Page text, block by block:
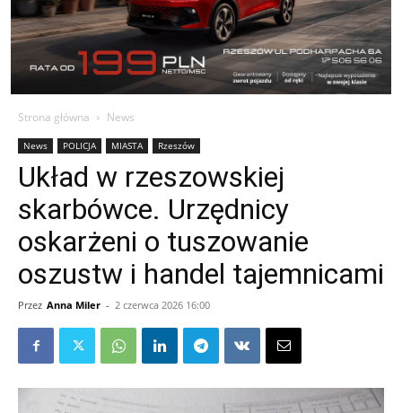
Strona główna News
News POLICJA MIASTA Rzeszów
Układ w rzeszowskiej
skarbówce. Urzędnicy
oskarżeni o tuszowanie
oszustw i handel tajemnicami
Przez Anna Miler - 2 czerwca 2026 16:00